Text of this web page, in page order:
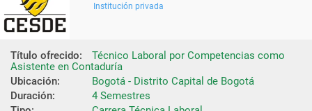
Institución privada
Título ofrecido:
Técnico Laboral por Competencias como
Asistente en Contaduría
Ubicación:
Bogotá - Distrito Capital de Bogotá
Duración:
4 Semestres